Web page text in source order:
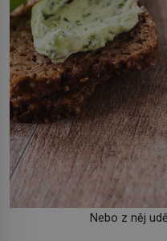
Nebo z něj